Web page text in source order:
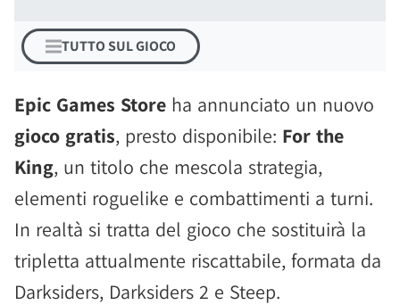
TUTTO SUL GIOCO
Epic Games Store ha annunciato un nuovo
gioco gratis, presto disponibile: For the
King, un titolo che mescola strategia,
elementi roguelike e combattimenti a turni.
In realtà si tratta del gioco che sostituirà la
tripletta attualmente riscattabile, formata da
Darksiders, Darksiders 2 e Steep.